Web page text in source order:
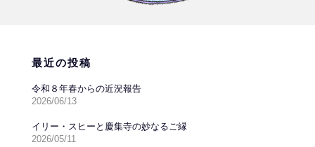
最近の投稿
令和８年春からの近況報告
2026/06/13
イリー・スヒーと慶集寺の妙なるご縁
2026/05/11